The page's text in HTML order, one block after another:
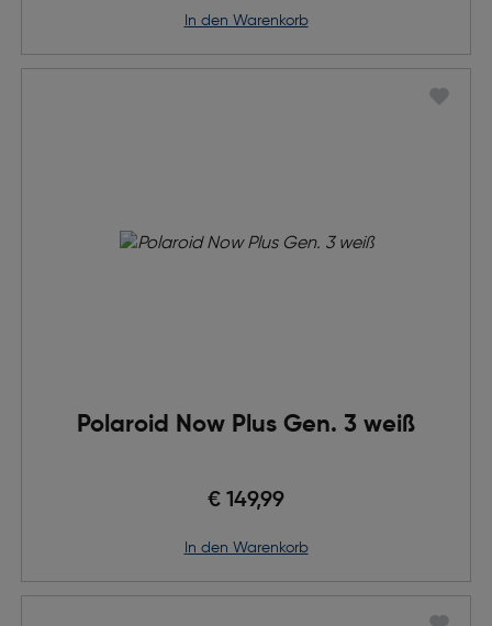
in den Warenkorb
Polaroid Now Plus Gen. 3 weiß
€ 149,99
in den Warenkorb